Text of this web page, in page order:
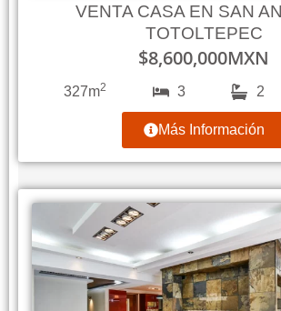
VENTA CASA EN SAN
TOTOLTEPEC
$8,600,000MXN
327m2 3 2
Más Información